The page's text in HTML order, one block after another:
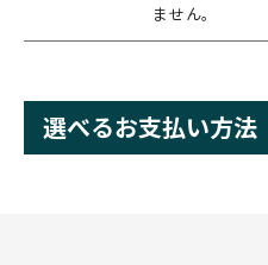
ません。
選べるお支払い方法